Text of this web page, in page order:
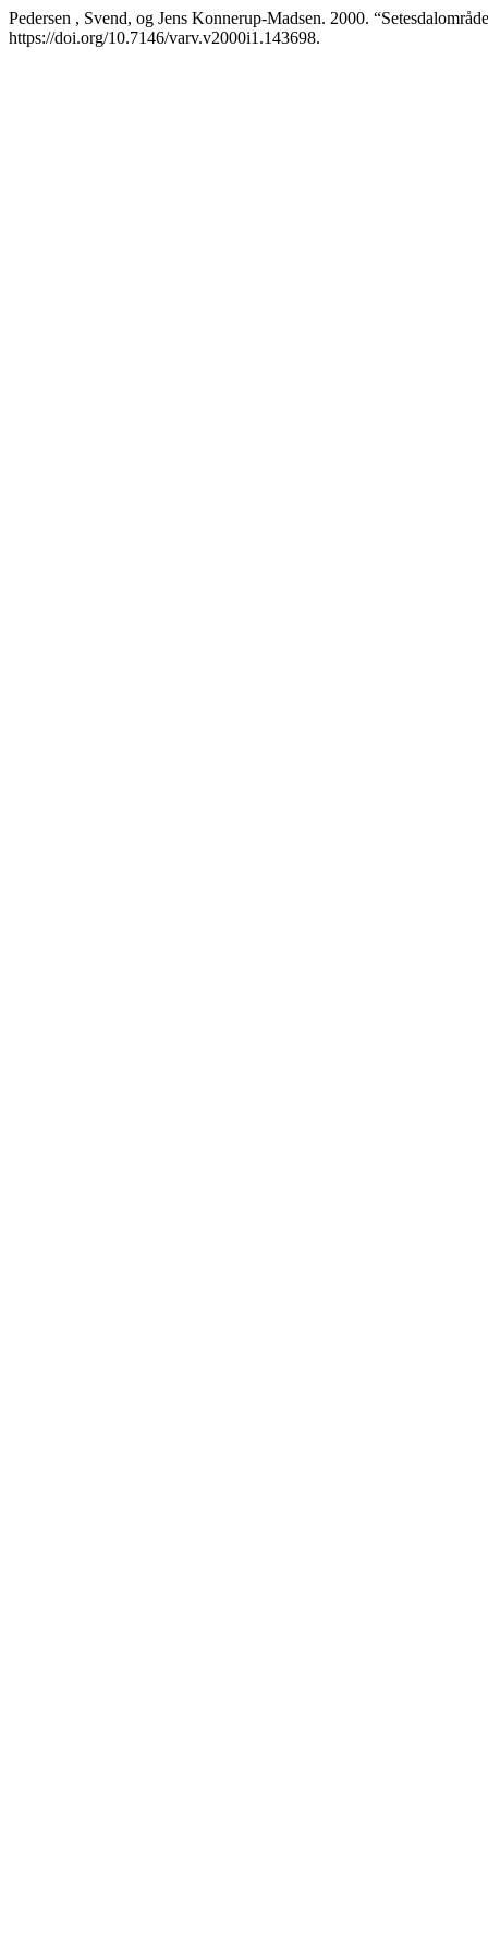
Pedersen , Svend, og Jens Konnerup-Madsen. 2000.
https://doi.org/10.7146/varv.v2000i1.143698.